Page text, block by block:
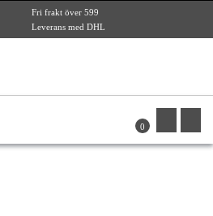
Fri frakt över 599
Leverans med DHL
0